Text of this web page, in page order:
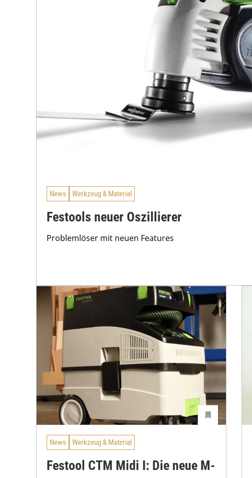
News Werkzeug & Material
Festools neuer Oszillierer
Problemlöser mit neuen Features
News Werkzeug & Material
Festool CTM Midi I: Die neue M-